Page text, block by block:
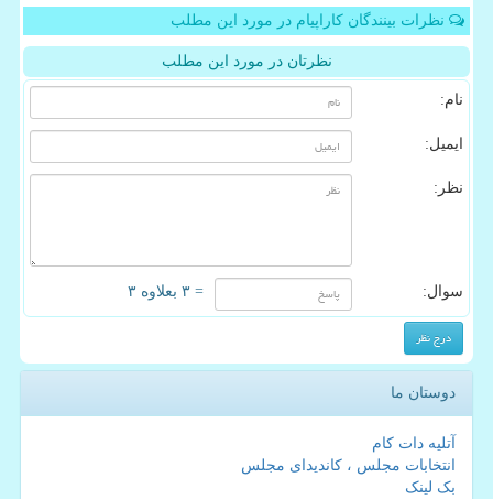
نظرات بینندگان کاراپیام در مورد این مطلب
نظرتان در مورد این مطلب
نام:
ایمیل:
نظر:
سوال: = ۳ بعلاوه ۳
دوستان ما
آتلیه دات کام
انتخابات مجلس ، کاندیدای مجلس
بک لینک